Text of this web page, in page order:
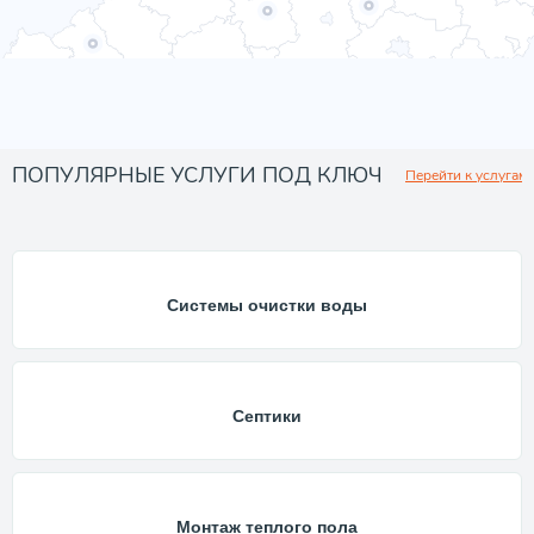
ПОПУЛЯРНЫЕ УСЛУГИ ПОД КЛЮЧ Перейти к услугам
Системы очистки воды
Септики
Монтаж теплого пола